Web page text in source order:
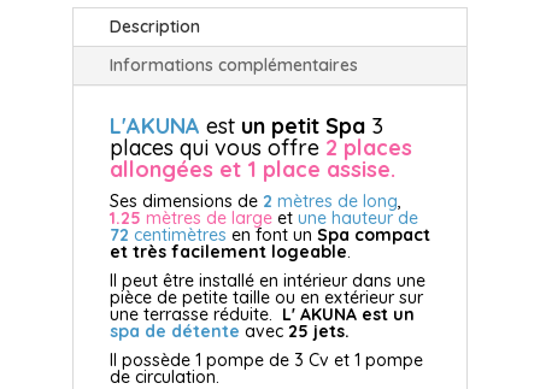
Description
Informations complémentaires
L'AKUNA est un petit Spa 3
places qui vous offre 2 places
allongées et 1 place assise.
Ses dimensions de 2 mètres de long,
1.25 mètres de largeetune hauteur de
72 centimètres en font un Spa compact
et très facilement logeable.
Il peut être installé en intérieur dans une
pièce de petite taille ou en extérieur sur
une terrasse réduite. L' AKUNA est un
spa de détente avec 25 jets.
Il possède 1 pompe de 3 Cv et 1 pompe
de circulation.